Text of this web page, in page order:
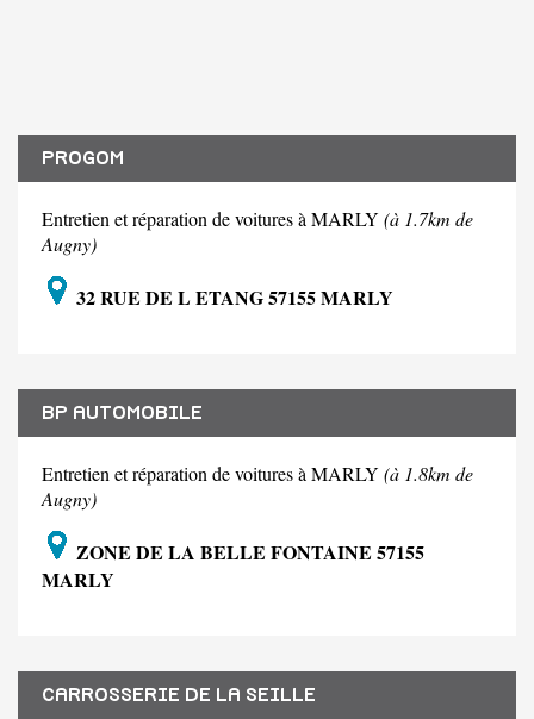
PROGOM
Entretien et réparation de voitures à MARLY (à 1.7km de
Augny)
32 RUE DE L ETANG 57155 MARLY
BP AUTOMOBILE
Entretien et réparation de voitures à MARLY (à 1.8km de
Augny)
ZONE DE LA BELLE FONTAINE 57155
MARLY
CARROSSERIE DE LA SEILLE